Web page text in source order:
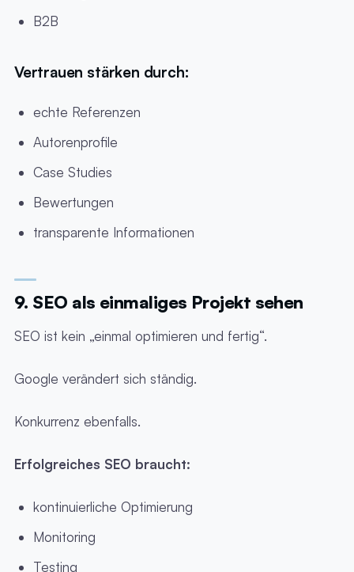
B2B
Vertrauen stärken durch:
echte Referenzen
Autorenprofile
Case Studies
Bewertungen
transparente Informationen
9. SEO als einmaliges Projekt sehen
SEO ist kein „einmal optimieren und fertig“.
Google verändert sich ständig.
Konkurrenz ebenfalls.
Erfolgreiches SEO braucht:
kontinuierliche Optimierung
Monitoring
Testing